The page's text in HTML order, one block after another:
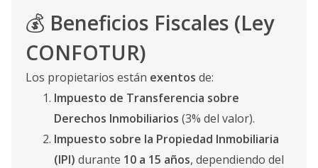
💰 Beneficios Fiscales (Ley
CONFOTUR)
Los propietarios están exentos de:
Impuesto de Transferencia sobre
Derechos Inmobiliarios (3% del valor).
Impuesto sobre la Propiedad Inmobiliaria
(IPI) durante 10 a 15 años, dependiendo del